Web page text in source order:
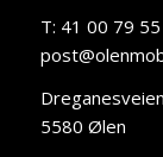
T: 41 00 79 55
5580 Ølen